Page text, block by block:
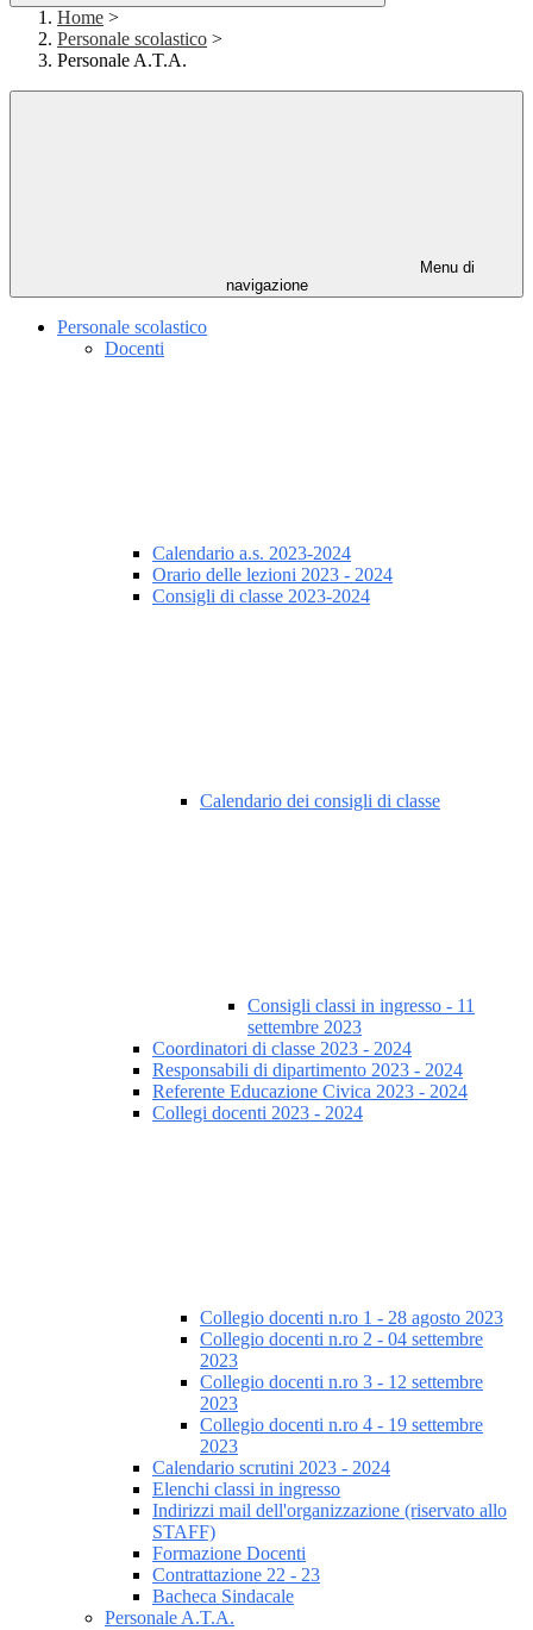
Home >
Personale scolastico >
Personale A.T.A.
Menu di
navigazione
Personale scolastico
Docenti
Calendario a.s. 2023-2024
Orario delle lezioni 2023 - 2024
Consigli di classe 2023-2024
Calendario dei consigli di classe
Consigli classi in ingresso - 11
settembre 2023
Coordinatori di classe 2023 - 2024
Responsabili di dipartimento 2023 - 2024
Referente Educazione Civica 2023 - 2024
Collegi docenti 2023 - 2024
Collegio docenti n.ro 1 - 28 agosto 2023
Collegio docenti n.ro 2 - 04 settembre
2023
Collegio docenti n.ro 3 - 12 settembre
2023
Collegio docenti n.ro 4 - 19 settembre
2023
Calendario scrutini 2023 - 2024
Elenchi classi in ingresso
Indirizzi mail dell'organizzazione (riservato allo
STAFF)
Formazione Docenti
Contrattazione 22 - 23
Bacheca Sindacale
Personale A.T.A.